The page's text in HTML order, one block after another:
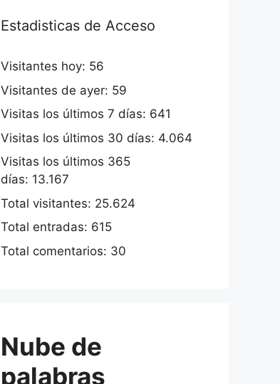
Estadisticas de Acceso
Visitantes hoy: 56
Visitantes de ayer: 59
Visitas los últimos 7 días: 641
Visitas los últimos 30 días: 4.064
Visitas los últimos 365
días: 13.167
Total visitantes: 25.624
Total entradas: 615
Total comentarios: 30
Nube de
palabras